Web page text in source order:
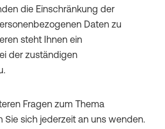
die Einschränkung der
Daten zu
steht Ihnen ein
der zuständigen
Fragen zum Thema
Sie sich jederzeit an uns wenden.